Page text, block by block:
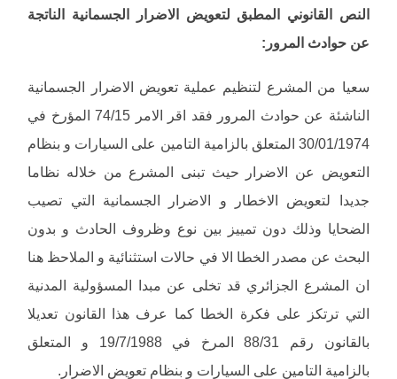
النص القانوني المطبق لتعويض الاضرار الجسمانية الناتجة
عن حوادث المرور:
سعيا من المشرع لتنظيم عملية تعويض الاضرار الجسمانية
الناشئة عن حوادث المرور فقد اقر الامر 74/15 المؤرخ في
30/01/1974 المتعلق بالزامية التامين على السيارات و بنظام
التعويض عن الاضرار حيث تبنى المشرع من خلاله نظاما
جديدا لتعويض الاخطار و الاضرار الجسمانية التي تصيب
الضحايا وذلك دون تمييز بين نوع وظروف الحادث و بدون
البحث عن مصدر الخطا الا في حالات استثنائية و الملاحظ هنا
ان المشرع الجزائري قد تخلى عن مبدا المسؤولية المدنية
التي ترتكز على فكرة الخطا كما عرف هذا القانون تعديلا
بالقانون رقم 88/31 المرخ في 19/7/1988 و المتعلق
بالزامية التامين على السيارات و بنظام تعويض الاضرار.